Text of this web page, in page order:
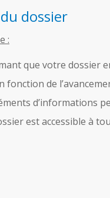
dossier
:
que votre dossier
fonction de
d’informations
est accessible à